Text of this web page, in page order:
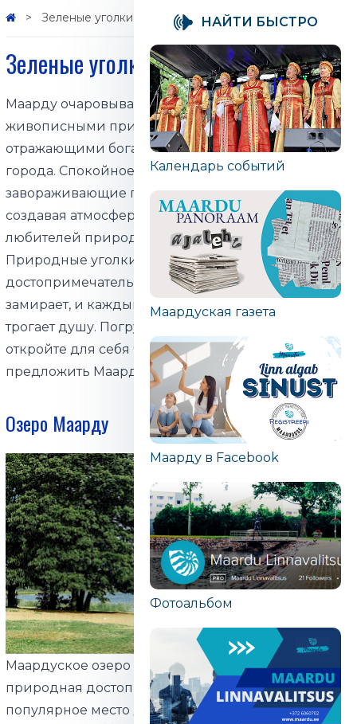
Зеленые уголки города
Зеленые уголки города
Маарду очаровывает гостей своими
живописными природными уголками,
отражающими богатую и разнообразную природу
города. Спокойное озеро, зелёные парки и
завораживающие пейзажи переплетаются,
создавая атмосферу мира и вдохновения для всех
любителей природы.
Природные уголки Маарду – это не просто
достопримечательности, это места, где время
замирает, и каждый гость находит что-то, что
трогает душу. Погрузитесь в объятия природы и
откройте для себя чудеса, которые может
предложить Маарду!
Озеро Маарду
Маардуское озеро — важный символ города и
природная достопримечательность. Это
популярное место для прогулок, отдыха на
НАЙТИ БЫСТРО
Календарь событий
Маардуская газета
Маарду в Facebook
Фотоальбом